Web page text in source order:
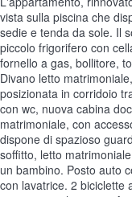
vista sulla piscina che
sedie e tenda da sole. Il
piccolo frigorifero con
fornello a gas, bollitore,
Divano letto
posizionata in corridoio
con wc, nuova cabina
matrimoniale, con
dispone di spazioso
soffitto, letto
un bambino. Posto auto
con lavatrice. 2 biciclette